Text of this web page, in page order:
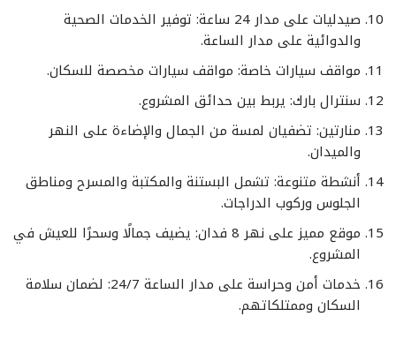
صيدليات على مدار 24 ساعة
: توفير الخدمات الصحية
والدوائية على مدار الساعة.
مواقف سيارات خاصة: مواقف سيارات مخصصة للسكان.
سنترال بارك: يربط بين حدائق المشروع.
منارتين: تضفيان لمسة من الجمال والإضاءة على النهر
والميدان.
أنشطة متنوعة: تشمل البستنة والمكتبة والمسرح ومناطق
الجلوس وركوب الدراجات.
موقع مميز على نهر 8 فدان
: يضيف جمالًا وسحرًا للعيش في
المشروع.
خدمات أمن وحراسة على مدار الساعة 24/7
: لضمان سلامة
السكان وممتلكاتهم.